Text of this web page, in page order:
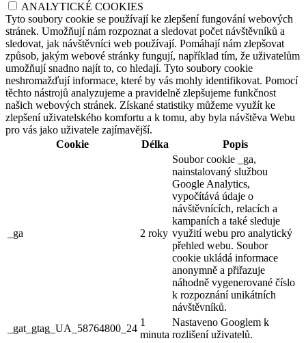
ANALYTICKÉ COOKIES
Tyto soubory cookie se používají ke zlepšení fungování webových
stránek. Umožňují nám rozpoznat a sledovat počet návštěvníků a
sledovat, jak návštěvníci web používají. Pomáhají nám zlepšovat
způsob, jakým webové stránky fungují, například tím, že uživatelům
umožňují snadno najít to, co hledají. Tyto soubory cookie
neshromažďují informace, které by vás mohly identifikovat. Pomocí
těchto nástrojů analyzujeme a pravidelně zlepšujeme funkčnost
našich webových stránek. Získané statistiky můžeme využít ke
zlepšení uživatelského komfortu a k tomu, aby byla návštěva Webu
pro vás jako uživatele zajímavější.
Cookie
Délka Popis
_ga 2 roky
Soubor cookie _ga,
nainstalovaný službou
Google Analytics,
vypočítává údaje o
návštěvnících, relacích a
kampaních a také sleduje
využití webu pro analytický
přehled webu. Soubor
cookie ukládá informace
anonymně a přiřazuje
náhodně vygenerované číslo
k rozpoznání unikátních
návštěvníků.
_gat_gtag_UA_58764800_24
1
minuta
Nastaveno Googlem k
rozlišení uživatelů.